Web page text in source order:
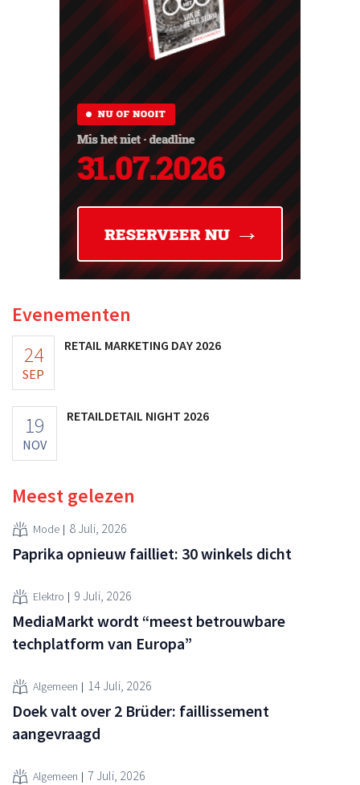
Evenementen
24
SEP
RETAIL MARKETING DAY 2026
19
NOV
RETAILDETAIL NIGHT 2026
Meest gelezen
Mode 8 Juli, 2026
Paprika opnieuw failliet: 30 winkels dicht
Elektro 9 Juli, 2026
MediaMarkt wordt “meest betrouwbare
techplatform van Europa”
Algemeen 14 Juli, 2026
Doek valt over 2 Brüder: faillissement
aangevraagd
Algemeen 7 Juli, 2026